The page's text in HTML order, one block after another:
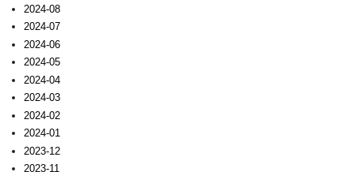
2024-08
2024-07
2024-06
2024-05
2024-04
2024-03
2024-02
2024-01
2023-12
2023-11